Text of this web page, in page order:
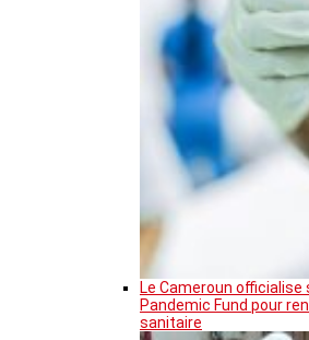
Le Cameroun officialise
Pandemic Fund pour
sanitaire